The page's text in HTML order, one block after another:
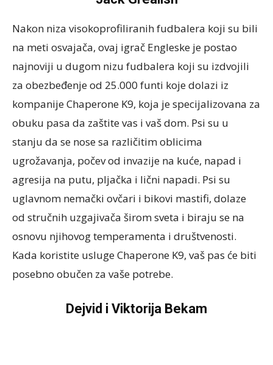
Nakon niza visokoprofiliranih fudbalera koji su bili
na meti osvajača, ovaj igrač Engleske je postao
najnoviji u dugom nizu fudbalera koji su izdvojili
za obezbeđenje od 25.000 funti koje dolazi iz
kompanije Chaperone K9, koja je specijalizovana za
obuku pasa da zaštite vas i vaš dom. Psi su u
stanju da se nose sa različitim oblicima
ugrožavanja, počev od invazije na kuće, napad i
agresija na putu, pljačka i lični napadi. Psi su
uglavnom nemački ovčari i bikovi mastifi, dolaze
od stručnih uzgajivača širom sveta i biraju se na
osnovu njihovog temperamenta i društvenosti.
Kada koristite usluge Chaperone K9, vaš pas će biti
posebno obučen za vaše potrebe.
Dejvid i Viktorija Bekam